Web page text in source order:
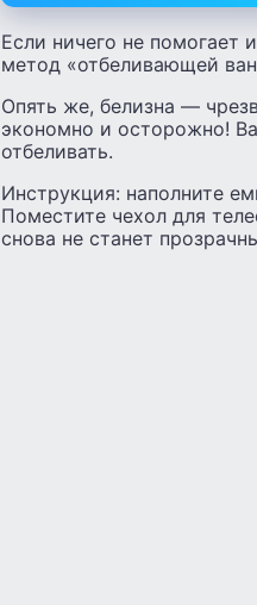
Если ничего не помогает
метод «отбеливающей
Опять же, белизна —
экономно и осторожно!
отбеливать.
Инструкция: наполните
Поместите чехол для
снова не станет